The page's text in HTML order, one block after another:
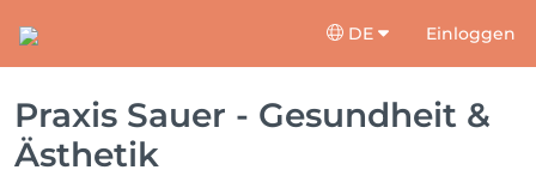
DE Einloggen
Praxis Sauer - Gesundheit &
Ästhetik